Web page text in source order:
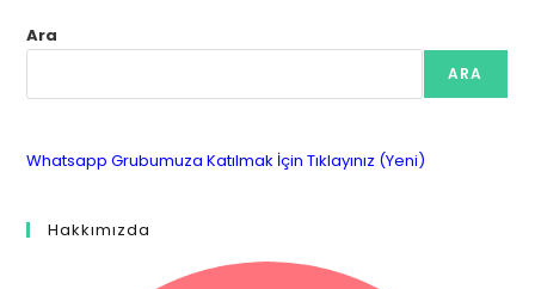
Ara
ARA
Whatsapp Grubumuza Katılmak İçin Tıklayınız (Yeni)
Hakkımızda